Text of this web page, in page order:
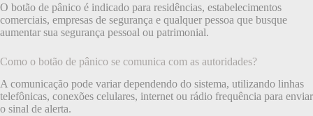
O botão de pânico é indicado para residências, estabelecimentos
comerciais, empresas de segurança e qualquer pessoa que busque
aumentar sua segurança pessoal ou patrimonial.
Como o botão de pânico se comunica com as autoridades?
A comunicação pode variar dependendo do sistema, utilizando linhas
telefônicas, conexões celulares, internet ou rádio frequência para enviar
o sinal de alerta.